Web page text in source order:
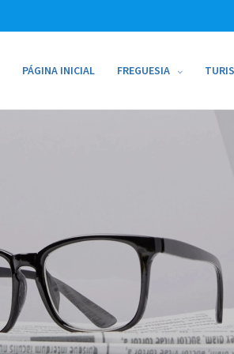
PÁGINA INICIAL FREGUESIA